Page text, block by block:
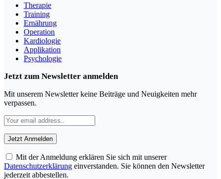
Therapie
Training
Ernährung
Operation
Kardiologie
Applikation
Psychologie
Jetzt zum Newsletter anmelden
Mit unserem Newsletter keine Beiträge und Neuigkeiten mehr
verpassen.
Mit der Anmeldung erklären Sie sich mit unserer
Datenschutzerklärung einverstanden. Sie können den Newsletter
jederzeit abbestellen.